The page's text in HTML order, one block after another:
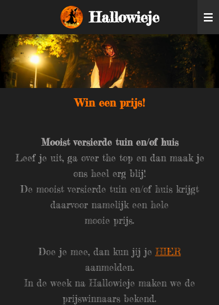
naar
de
hoofdinhoud
Hallowieje
Win een prijs!
Mooist versierde tuin en/of huis
Leef je uit, ga over the top en dan maak je
ons heel erg blij!
De mooist versierde tuin en/of huis krijgt
daarvoor namelijk een hele
mooie prijs.
Doe je mee, dan kun jij jeHIER
aanmelden.
In de week na Hallowieje maken we de
prijswinnaars bekend.